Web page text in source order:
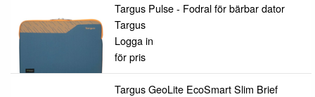
Targus Pulse - Fodral för bärbar dator
Targus
Logga in
för pris
Targus GeoLite EcoSmart Slim Brief